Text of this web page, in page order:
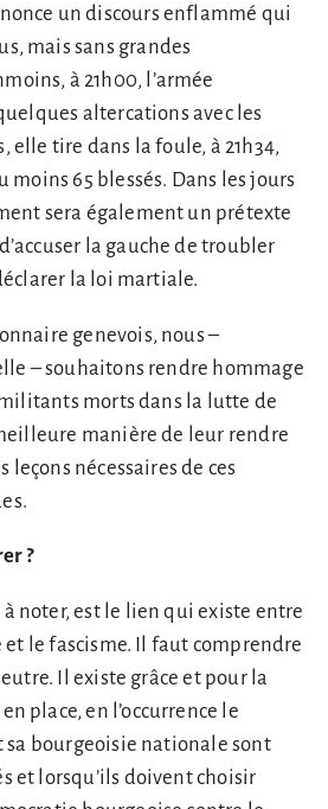
un discours enflammé qui
mais sans grandes
à 21h00, l’armée
altercations avec les
tire dans la foule, à 21h34,
moins 65 blessés. Dans les jours
sera également un prétexte
la gauche de troubler
la loi martiale.
genevois, nous –
– souhaitons rendre hommage
morts dans la lutte de
manière de leur rendre
nécessaires de ces
?
noter, est le lien qui existe entre
et le fascisme. Il faut comprendre
Il existe grâce et pour la
place, en l’occurrence le
sa bourgeoisie nationale sont
et lorsqu’ils doivent choisir